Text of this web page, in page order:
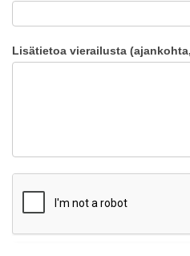
Lisätietoa vierailusta